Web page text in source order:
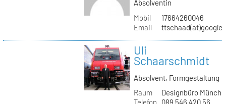
Absolventin
Mobil
17664260046
Email
Uli
Schaarschmidt
Absolvent, Formgestaltung
Raum
Designbüro
Telefon
089 546 420 56